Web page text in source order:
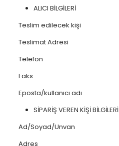
ALICI BİLGİLERİ
Teslim edilecek kişi
Teslimat Adresi
Telefon
Faks
Eposta/kullanıcı adı
SİPARİŞ VEREN KİŞİ BİLGİLERİ
Ad/Soyad/Unvan
Adres